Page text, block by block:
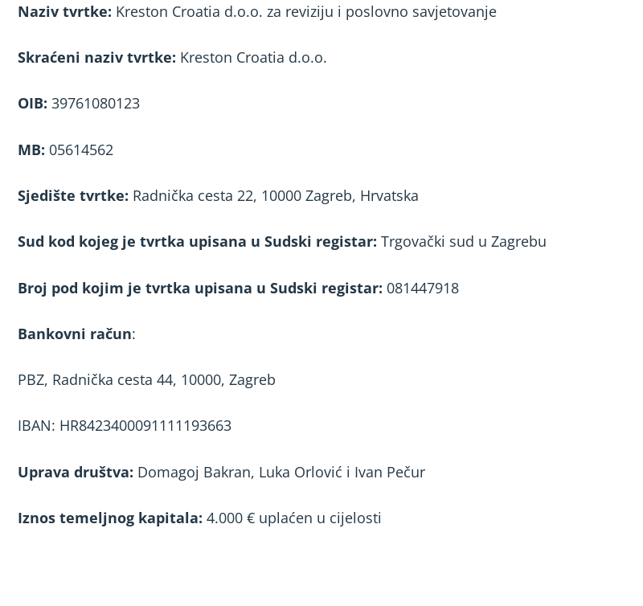
Naziv tvrtke: Kreston Croatia d.o.o. za reviziju i poslovno savjetovanje
Skraćeni naziv tvrtke: Kreston Croatia d.o.o.
OIB: 39761080123
MB: 05614562
Sjedište tvrtke: Radnička cesta 22, 10000 Zagreb, Hrvatska
Sud kod kojeg je tvrtka upisana u Sudski registar: Trgovački sud u Zagrebu
Broj pod kojim je tvrtka upisana u Sudski registar: 081447918
Bankovni račun:
PBZ, Radnička cesta 44, 10000, Zagreb
IBAN: HR8423400091111193663
Uprava društva: Domagoj Bakran, Luka Orlović i Ivan Pečur
Iznos temeljnog kapitala: 4.000 € uplaćen u cijelosti